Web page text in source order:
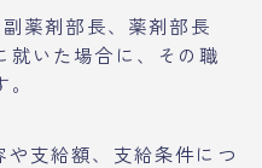
薬剤部長、薬剤部長
就いた場合に、その職
支給額、支給条件につ